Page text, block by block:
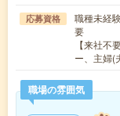
応募資格
職種未経
要
【来社不
ー、主婦
職場の雰囲気